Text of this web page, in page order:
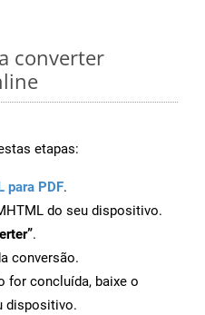
converter
etapas:
para PDF.
do seu dispositivo.
.
conversão.
for concluída, baixe o
dispositivo.